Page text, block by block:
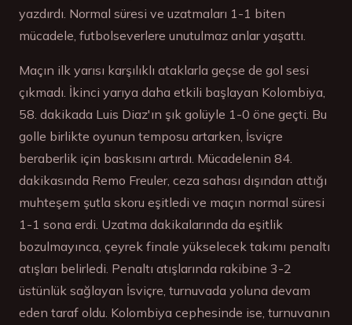
yazdırdı. Normal süresi ve uzatmaları 1-1 biten
mücadele, futbolseverlere unutulmaz anlar yaşattı.
Maçın ilk yarısı karşılıklı ataklarla geçse de gol sesi
çıkmadı. İkinci yarıya daha etkili başlayan Kolombiya,
58. dakikada Luis Diaz'ın şık golüyle 1-0 öne geçti. Bu
golle birlikte oyunun temposu artarken, İsviçre
beraberlik için baskısını artırdı. Mücadelenin 84.
dakikasında Remo Freuler, ceza sahası dışından attığı
muhteşem şutla skoru eşitledi ve maçın normal süresi
1-1 sona erdi. Uzatma dakikalarında da eşitlik
bozulmayınca, çeyrek finale yükselecek takımı penaltı
atışları belirledi. Penaltı atışlarında rakibine 3-2
üstünlük sağlayan İsviçre, turnuvada yoluna devam
eden taraf oldu. Kolombiya cephesinde ise, turnuvanın